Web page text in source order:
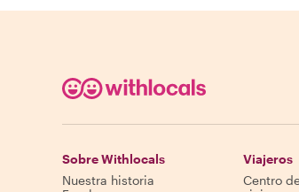
Sobre Withlocals
Nuestra historia
Viajeros
Centro